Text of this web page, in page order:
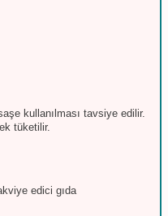
kullanılması tavsiye edilir.
tüketilir.
edici gıda